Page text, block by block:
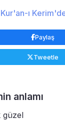
ı
Paylaş
Tweetle
anlamı
güzel